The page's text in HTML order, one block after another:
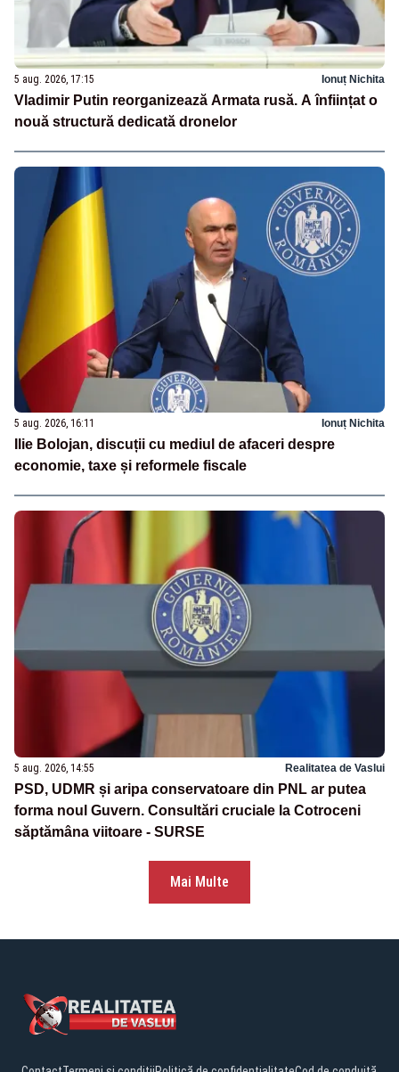
5 aug. 2026, 17:15 Ionuț Nichita
Vladimir Putin reorganizează Armata rusă. A înființat o
nouă structură dedicată dronelor
5 aug. 2026, 16:11 Ionuț Nichita
Ilie Bolojan, discuții cu mediul de afaceri despre
economie, taxe și reformele fiscale
5 aug. 2026, 14:55 Realitatea de Vaslui
PSD, UDMR și aripa conservatoare din PNL ar putea
forma noul Guvern. Consultări cruciale la Cotroceni
săptămâna viitoare - SURSE
Mai Multe